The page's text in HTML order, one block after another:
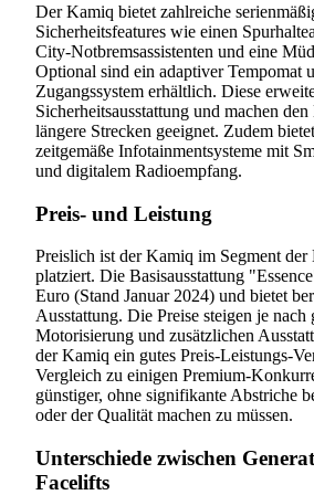
Der Kamiq bietet zahlreiche
Sicherheitsfeatures wie einen
City-Notbremsassistenten und eine
Optional sind ein adaptiver Tempomat
Zugangssystem erhältlich. Diese
Sicherheitsausstattung und machen
längere Strecken geeignet. Zudem
zeitgemäße Infotainmentsysteme mit
und digitalem Radioempfang.
Preis- und Leistung
Preislich ist der Kamiq im Segment
platziert. Die Basisausstattung
Euro (Stand Januar 2024) und bietet
Ausstattung. Die Preise steigen je nach
Motorisierung und zusätzlichen
der Kamiq ein gutes Preis-Leistungs-
Vergleich zu einigen Premium-
günstiger, ohne signifikante Abstriche
oder der Qualität machen zu müssen.
Unterschiede zwischen
Facelifts